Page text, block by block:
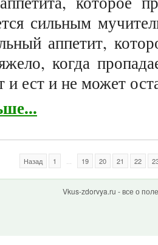
сильным
аппетит,
когда
и ест и не может
Назад 1 19 20 21 22
Vkus-zdorvya.ru - все о